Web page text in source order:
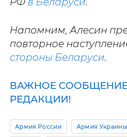
Напомним, Алесин
повторное
стороны Беларуси.
ВАЖНОЕ
РЕДАКЦИИ!
Армия России Армия